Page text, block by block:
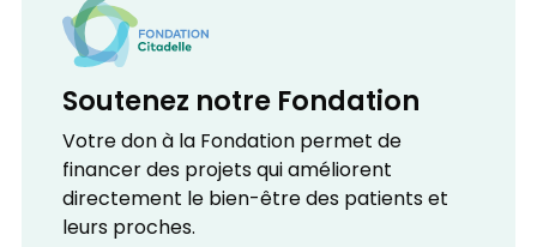
Soutenez notre Fondation
Votre don à la Fondation permet de
financer des projets qui améliorent
directement le bien-être des patients et
leurs proches.